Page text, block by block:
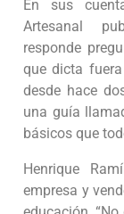
En sus
Artesanal
responde
que dicta
desde hace
una guía
básicos que
Henrique
empresa y